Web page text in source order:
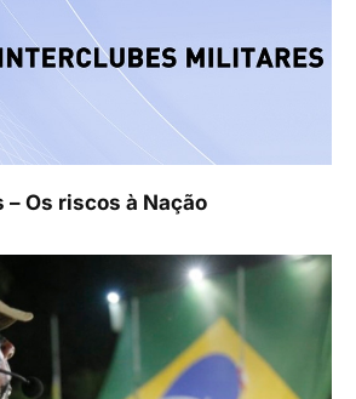
Os riscos à Nação